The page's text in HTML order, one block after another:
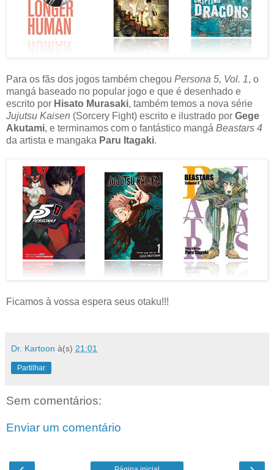
Para os fãs dos jogos também chegou Persona 5, Vol. 1, o
mangá baseado no popular jogo e que é desenhado e
escrito por Hisato Murasaki, também temos a nova série
Jujutsu Kaisen (Sorcery Fight) escrito e ilustrado por Gege
Akutami, e terminamos com o fantástico mangá Beastars 4
da artista e mangaka Paru Itagaki.
Ficamos à vossa espera seus otaku!!!
Dr. Kartoon à(s) 21:01
Partilhar
Sem comentários:
Enviar um comentário